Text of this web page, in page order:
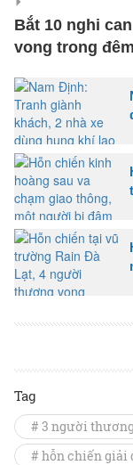
Bắt 10 nghi
vong trong đêm
Tag
# 3 người
# hỗn chiến giải